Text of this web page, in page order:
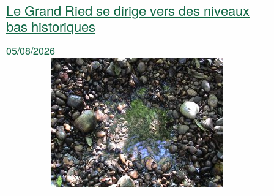
Le Grand Ried se dirige vers des niveaux
bas historiques
05/08/2026